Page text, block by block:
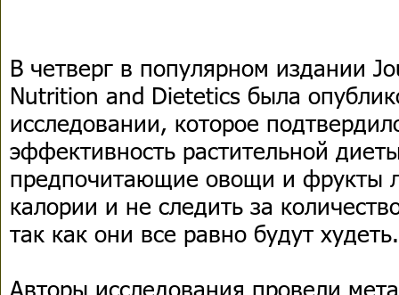
В четверг в популярном издании
Nutrition and Dietetics была
исследовании, которое
эффективность растительной
предпочитающие овощи и фрукты
калории и не следить за
так как они все равно будут худеть.
Авторы исследования провели